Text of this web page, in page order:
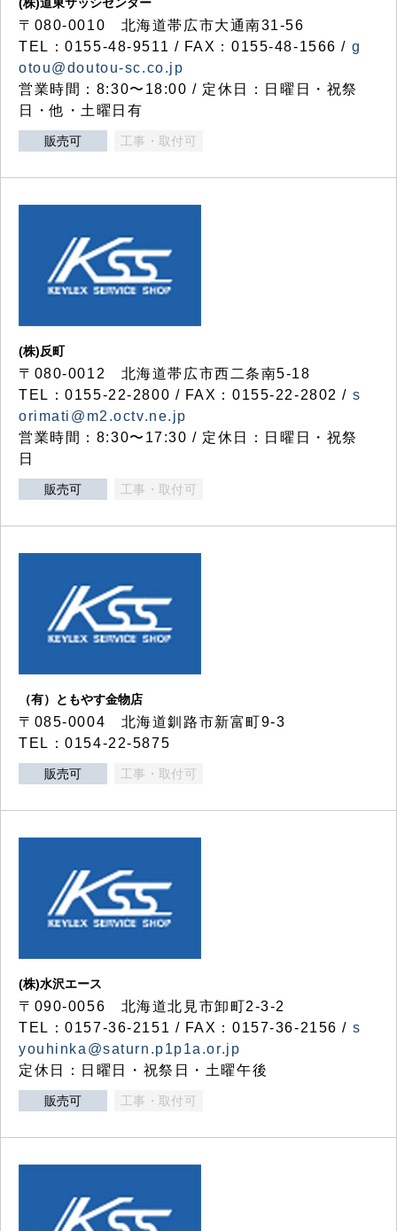
〒080-0010 北海道帯広市大通南31-56
TEL：0155-48-9511 / FAX：0155-48-1566 / g
otou@doutou-sc.co.jp
営業時間：8:30〜18:00 / 定休日：日曜日・祝祭
日・他・土曜日有
販売可 工事・取付可
(株)反町
〒080-0012 北海道帯広市西二条南5-18
TEL：0155-22-2800 / FAX：0155-22-2802 / s
orimati@m2.octv.ne.jp
営業時間：8:30〜17:30 / 定休日：日曜日・祝祭
日
販売可 工事・取付可
（有）ともやす金物店
〒085-0004 北海道釧路市新富町9-3
TEL：0154-22-5875
販売可 工事・取付可
(株)水沢エース
〒090-0056 北海道北見市卸町2-3-2
TEL：0157-36-2151 / FAX：0157-36-2156 / s
youhinka@saturn.p1p1a.or.jp
定休日：日曜日・祝祭日・土曜午後
販売可 工事・取付可